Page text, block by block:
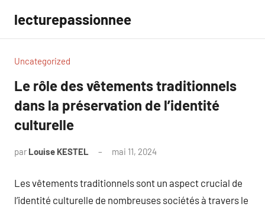
contenu
lecturepassionnee
Uncategorized
Le rôle des vêtements traditionnels
dans la préservation de l’identité
culturelle
par Louise KESTEL mai 11, 2024
Les vêtements traditionnels sont un aspect crucial de
l’identité culturelle de nombreuses sociétés à travers le